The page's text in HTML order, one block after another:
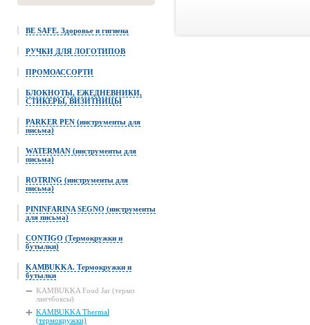
BE SAFE. Здоровье и гигиена
РУЧКИ ДЛЯ ЛОГОТИПОВ
ПРОМОАССОРТИ
БЛОКНОТЫ, ЕЖЕДНЕВНИКИ,
СТИКЕРЫ, ВИЗИТНИЦЫ
PARKER PEN (инструменты для
письма)
WATERMAN (инструменты для
письма)
ROTRING (инструменты для
письма)
PININFARINA SEGNO (инструменты
для письма)
CONTIGO (Термокружки и
бутылки)
KAMBUKKA. Термокружки и
бутылки
KAMBUKKA Food Jar (термо
ланчбоксы)
KAMBUKKA Thermal
(термокружки)